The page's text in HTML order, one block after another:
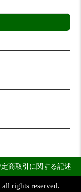
定商取引に関する記述
rights reserved.